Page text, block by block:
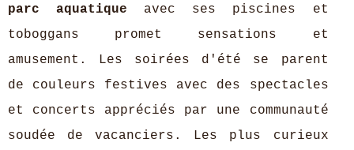
parc aquatique avec ses piscines et
toboggans promet sensations et
amusement. Les soirées d'été se parent
de couleurs festives avec des spectacles
et concerts appréciés par une communauté
soudée de vacanciers. Les plus curieux